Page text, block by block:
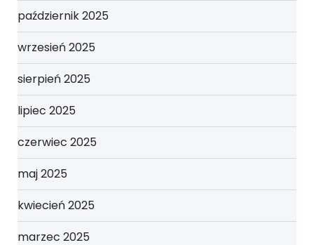
październik 2025
wrzesień 2025
sierpień 2025
lipiec 2025
czerwiec 2025
maj 2025
kwiecień 2025
marzec 2025